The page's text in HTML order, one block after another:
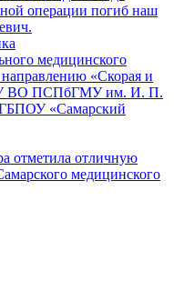
операции погиб наш
медицинского
направлению «Скорая и
ВО ПСПбГМУ им. И. П.
«Самарский
отметила отличную
медицинского